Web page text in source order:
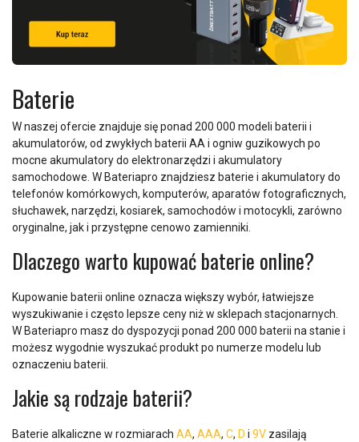
Baterie
W naszej ofercie znajduje się ponad 200 000 modeli baterii i
akumulatorów, od zwykłych baterii AA i ogniw guzikowych po
mocne akumulatory do elektronarzędzi i akumulatory
samochodowe. W Bateriapro znajdziesz baterie i akumulatory do
telefonów komórkowych, komputerów, aparatów fotograficznych,
słuchawek, narzędzi, kosiarek, samochodów i motocykli, zarówno
oryginalne, jak i przystępne cenowo zamienniki.
Dlaczego warto kupować baterie online?
Kupowanie baterii online oznacza większy wybór, łatwiejsze
wyszukiwanie i często lepsze ceny niż w sklepach stacjonarnych.
W Bateriapro masz do dyspozycji ponad 200 000 baterii na stanie i
możesz wygodnie wyszukać produkt po numerze modelu lub
oznaczeniu baterii.
Jakie są rodzaje baterii?
Baterie alkaliczne w rozmiarach AA, AAA, C, D i 9V zasilają